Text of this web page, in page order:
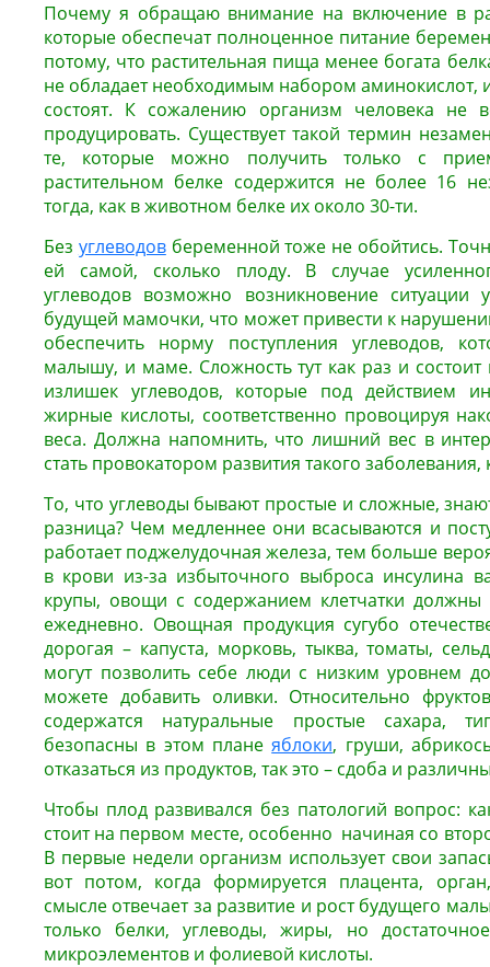
Почему я обращаю внимание на включение в
которые обеспечат полноценное питание
потому, что растительная пища менее богата
не обладает необходимым набором аминокислот,
состоят. К сожалению организм человека не
продуцировать. Существует такой термин
те, которые можно получить только с
растительном белке содержится не более 16
тогда, как в животном белке их около 30-ти.
Без углеводовбеременной тоже не обойтись.
ей самой, сколько плоду. В случае
углеводов возможно возникновение ситуации
будущей мамочки, что может привести к
обеспечить норму поступления углеводов,
малышу, и маме. Сложность тут как раз и
излишек углеводов, которые под действием
жирные кислоты, соответственно провоцируя
веса. Должна напомнить, что лишний вес в
стать провокатором развития такого заболевания,
То, что углеводы бывают простые и сложные,
разница? Чем медленнее они всасываются и
работает поджелудочная железа, тем больше
в крови из-за избыточного выброса инсулина
крупы, овощи с содержанием клетчатки
ежедневно. Овощная продукция сугубо
дорогая – капуста, морковь, тыква, томаты,
могут позволить себе люди с низким уровнем
можете добавить оливки. Относительно
содержатся натуральные простые сахара,
безопасны в этом планеяблоки, груши,
отказаться из продуктов, так это – сдоба и
Чтобы плод развивался без патологий вопрос:
стоит на первом месте, особенно начиная со
В первые недели организм использует свои
вот потом, когда формируется плацента,
смысле отвечает за развитие и рост будущего
только белки, углеводы, жиры, но
микроэлементов и фолиевой кислоты.